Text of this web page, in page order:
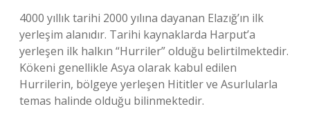
4000 yıllık tarihi 2000 yılına dayanan Elazığ’ın ilk
yerleşim alanıdır. Tarihi kaynaklarda Harput’a
yerleşen ilk halkın “Hurriler” olduğu belirtilmektedir.
Kökeni genellikle Asya olarak kabul edilen
Hurrilerin, bölgeye yerleşen Hititler ve Asurlularla
temas halinde olduğu bilinmektedir.